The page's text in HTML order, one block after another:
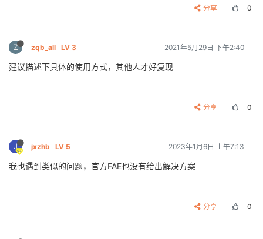
分享 0
Z zqb_all LV 3 2021年5月29日 下午2:40
建议描述下具体的使用方式，其他人才好复现
分享 0
J jxzhb LV 5 2023年1月6日 上午7:13
我也遇到类似的问题，官方FAE也没有给出解决方案
分享 0